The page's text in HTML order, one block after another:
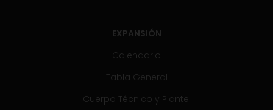
EXPANSIÓN
Calendario
Tabla General
Cuerpo Técnico y Plantel